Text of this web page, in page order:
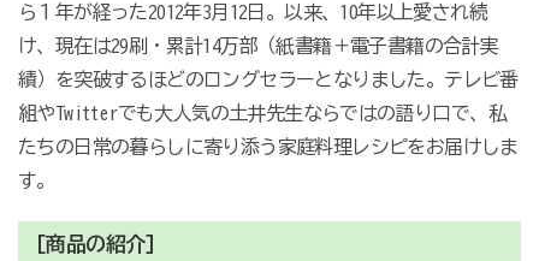
ら１年が経った2012年3月12日。以来、10年以上愛され続
け、現在は29刷・累計14万部（紙書籍＋電子書籍の合計実
績）を突破するほどのロングセラーとなりました。テレビ番
組やTwitterでも大人気の土井先生ならではの語り口で、私
たちの日常の暮らしに寄り添う家庭料理レシピをお届けしま
す。
[商品の紹介]